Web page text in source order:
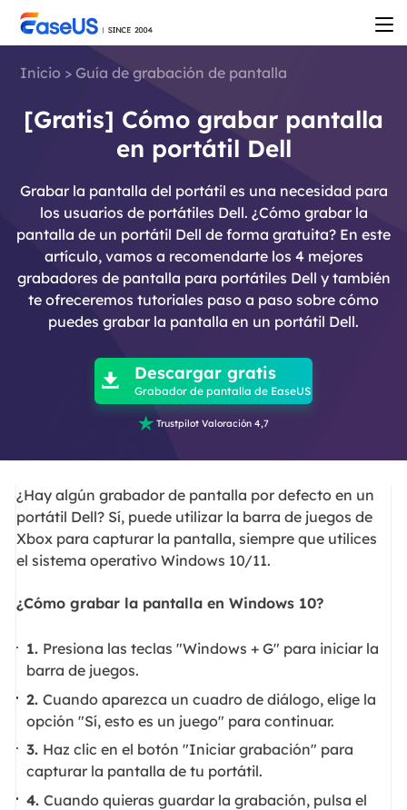
Inicio > Guía de grabación de pantalla
[Gratis] Cómo grabar pantalla
en portátil Dell
Grabar la pantalla del portátil es una necesidad para
los usuarios de portátiles Dell. ¿Cómo grabar la
pantalla de un portátil Dell de forma gratuita? En este
artículo, vamos a recomendarte los 4 mejores
grabadores de pantalla para portátiles Dell y también
te ofreceremos tutoriales paso a paso sobre cómo
puedes grabar la pantalla en un portátil Dell.

 Descargar gratis
Grabador de pantalla de EaseUS
 Trustpilot Valoración 4,7
¿Hay algún grabador de pantalla por defecto en un
portátil Dell? Sí, puede utilizar la barra de juegos de
Xbox para capturar la pantalla, siempre que utilices
el sistema operativo Windows 10/11.
¿Cómo grabar la pantalla en Windows 10?
1. Presiona las teclas "Windows + G" para iniciar la
barra de juegos.
2.Cuando aparezca un cuadro de diálogo, elige la
opción "Sí, esto es un juego" para continuar.
3. Haz clic en el botón "Iniciar grabación" para
capturar la pantalla de tu portátil.
4.Cuando quieras guardar la grabación, pulsa el